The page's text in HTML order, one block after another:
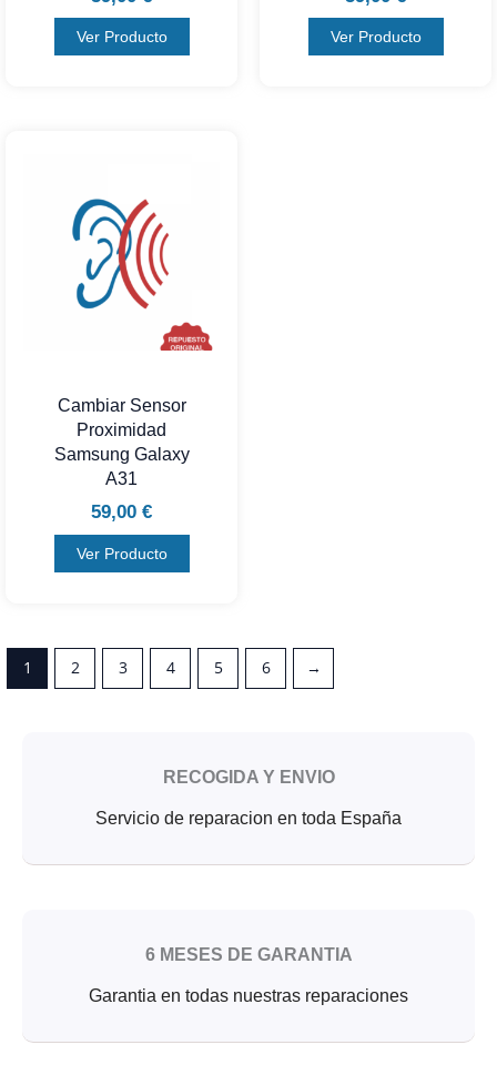
Ver Producto Ver Producto
Cambiar Sensor
Proximidad
Samsung Galaxy
A31
59,00 €
Ver Producto
1 2 3 4 5 6 →
RECOGIDA Y ENVIO
Servicio de reparacion en toda España
6 MESES DE GARANTIA
Garantia en todas nuestras reparaciones